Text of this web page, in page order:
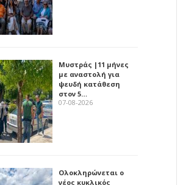
Μυστράς |11 μήνες
με αναστολή για
ψευδή κατάθεση
στον 5…
07-08-2026
Ολοκληρώνεται ο
νέος κυκλικός